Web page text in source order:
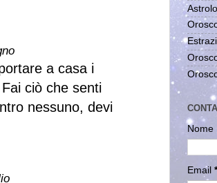
a casa i
ciò che senti
nessuno, devi
Nome
Email *